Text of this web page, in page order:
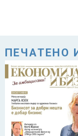
ПЕЧАТЕНО